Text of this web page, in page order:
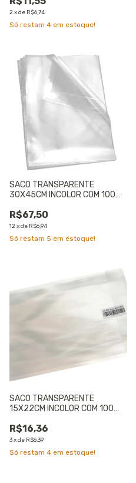
2xde R$6,74
Só restam 4 em estoque!
SACO TRANSPARENTE
30X45CM INCOLOR COM 100
R$67,50
12xde R$6,94
Só restam 5 em estoque!
SACO TRANSPARENTE
15X22CM INCOLOR COM 100
R$16,36
3xde R$6,39
Só restam 4 em estoque!